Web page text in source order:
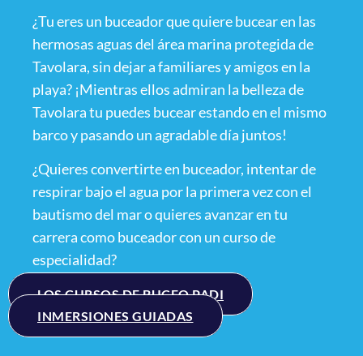
¿Tu eres un buceador que quiere bucear en las
hermosas aguas del área marina protegida de
Tavolara, sin dejar a familiares y amigos en la
playa? ¡Mientras ellos admiran la belleza de
Tavolara tu puedes bucear estando en el mismo
barco y pasando un agradable día juntos!
¿Quieres convertirte en buceador, intentar de
respirar bajo el agua por la primera vez con el
bautismo del mar o quieres avanzar en tu
carrera como buceador con un curso de
especialidad?
LOS CURSOS DE BUCEO PADI
INMERSIONES GUIADAS